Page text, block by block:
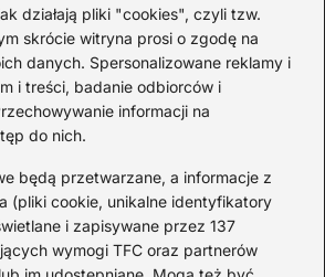
działają pliki "cookies", czyli tzw.
skrócie witryna prosi o zgodę na
danych. Spersonalizowane reklamy i
i treści, badanie odbiorców i
informacji na
do nich.
będą przetwarzane, a informacje z
(pliki cookie, unikalne identyfikatory
i zapisywane przez 137
wymogi TFC oraz partnerów
kto śpiewał i jaka jest
dla rodziców, nauczycieli,
którzy wierzą, że muzyka to coś
to emocje, relacje i wspomnienia.
rodzinnego śpiewania?